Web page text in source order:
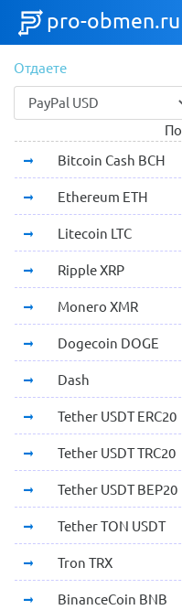
pro-obmen.ru
Отдаете
Bitcoin Cash BCH
Ethereum ETH
Litecoin LTC
Ripple XRP
Monero XMR
Dogecoin DOGE
Dash
Tether USDT ERC20
Tether USDT TRC20
Tether USDT BEP20
Tether TON USDT
Tron TRX
BinanceCoin BNB